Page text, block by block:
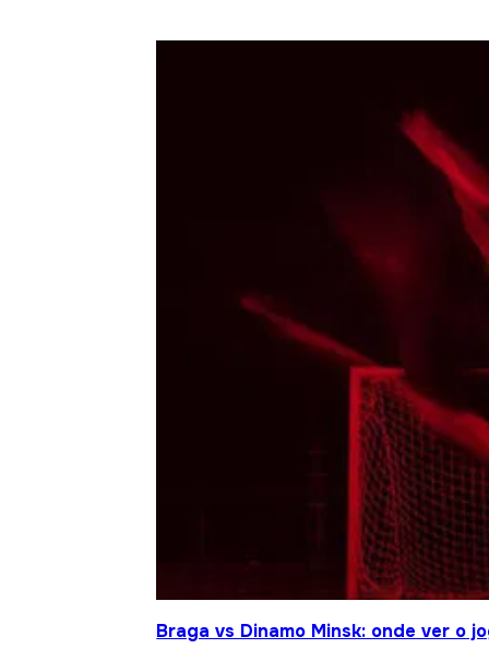
Braga vs Dinamo Minsk: onde ver o